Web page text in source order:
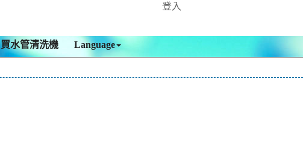
登入
買水管清洗機 Language